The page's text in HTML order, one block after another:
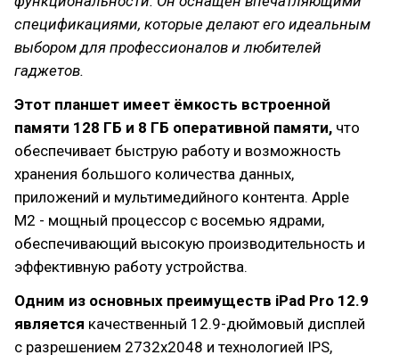
спецификациями, которые делают его идеальным
выбором для профессионалов и любителей
гаджетов.
Этот планшет имеет ёмкость встроенной
памяти 128 ГБ и 8 ГБ оперативной памяти, что
обеспечивает быструю работу и возможность
хранения большого количества данных,
приложений и мультимедийного контента. Apple
M2 - мощный процессор с восемью ядрами,
обеспечивающий высокую производительность и
эффективную работу устройства.
Одним из основных преимуществ iPad Pro 12.9
является качественный 12.9-дюймовый дисплей
с разрешением 2732x2048 и технологией IPS,